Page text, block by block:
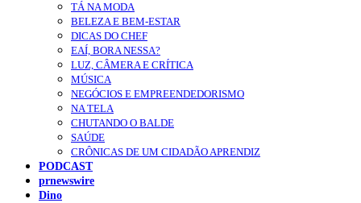
TÁ NA MODA
BELEZA E BEM-ESTAR
DICAS DO CHEF
EAÍ, BORA NESSA?
LUZ, CÂMERA E CRÍTICA
MÚSICA
NEGÓCIOS E EMPREENDEDORISMO
NA TELA
CHUTANDO O BALDE
SAÚDE
CRÔNICAS DE UM CIDADÃO APRENDIZ
PODCAST
prnewswire
Dino